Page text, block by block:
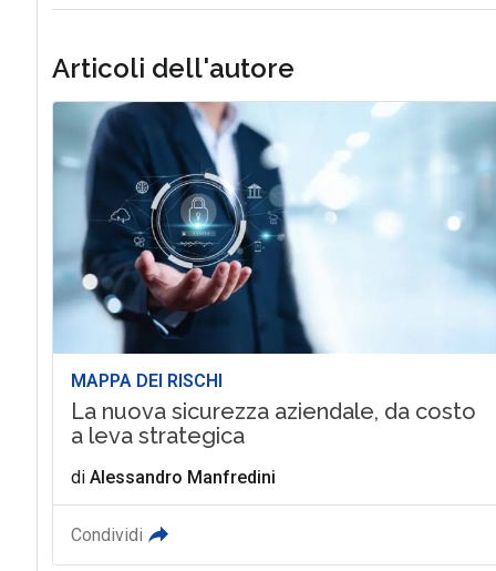
Articoli dell'autore
MAPPA DEI RISCHI
La nuova sicurezza aziendale, da costo
a leva strategica
di Alessandro Manfredini
Condividi